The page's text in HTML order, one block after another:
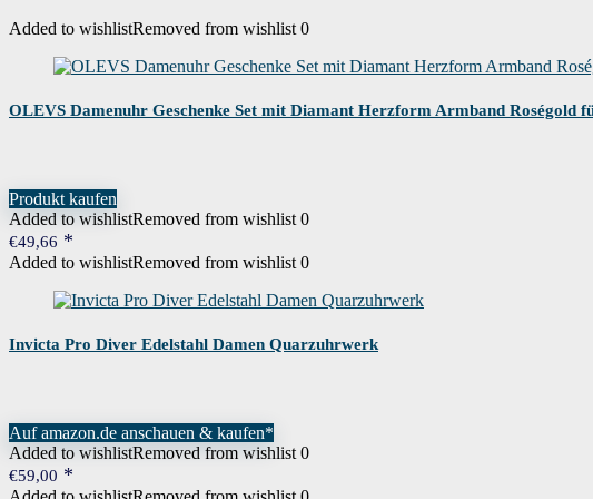
Ausstattung verstellbare Gurtlänge, Easy-Change-System für Gurt
Uhrwerk
Garantie
an den Verkäufer, um Garantieinformationen für dieses Produkt
Added to wishlistRemoved from wishlist 0
OLEVS Damenuhr Geschenke Set mit Diamant Herzform Armband Roségold
Produkt kaufen
Added to wishlistRemoved from wishlist 0
€49,66
Added to wishlistRemoved from wishlist 0
Invicta Pro Diver Edelstahl Damen Quarzuhrwerk
Auf amazon.de anschauen & kaufen*
Added to wishlistRemoved from wishlist 0
€59,00